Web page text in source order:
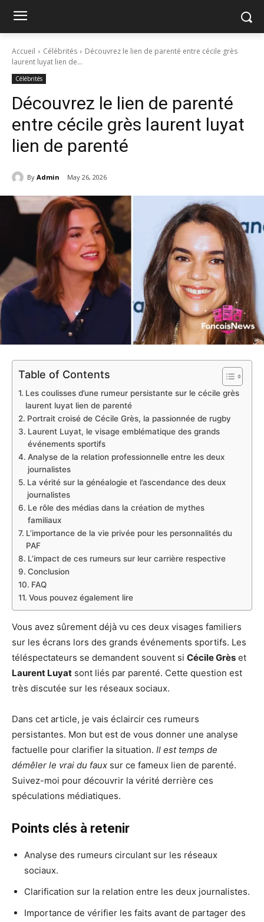
Accueil Célébrités
Découvrez le lien de parenté entre cécile grès
laurent luyat lien de...
Célébrités
Découvrez le lien de parenté
entre cécile grès laurent luyat
lien de parenté
By Admin May 26, 2026
Table of Contents
Les coulisses d’une rumeur persistante sur le cécile grès
laurent luyat lien de parenté
Portrait croisé de Cécile Grès, la passionnée de rugby
Laurent Luyat, le visage emblématique des grands
événements sportifs
Analyse de la relation professionnelle entre les deux
journalistes
La vérité sur la généalogie et l’ascendance des deux
journalistes
Le rôle des médias dans la création de mythes
familiaux
L’importance de la vie privée pour les personnalités du
PAF
L’impact de ces rumeurs sur leur carrière respective
Conclusion
FAQ
Vous pouvez également lire
Vous avez sûrement déjà vu ces deux visages familiers
sur les écrans lors des grands événements sportifs. Les
téléspectateurs se demandent souvent si Cécile Grès et
Laurent Luyat sont liés par parenté. Cette question est
très discutée sur les réseaux sociaux.
Dans cet article, je vais éclaircir ces rumeurs
persistantes. Mon but est de vous donner une analyse
factuelle pour clarifier la situation. Il est temps de
démêler le vrai du faux sur ce fameux lien de parenté.
Suivez-moi pour découvrir la vérité derrière ces
spéculations médiatiques.
Points clés à retenir
Analyse des rumeurs circulant sur les réseaux
sociaux.
Clarification sur la relation entre les deux journalistes.
Importance de vérifier les faits avant de partager des